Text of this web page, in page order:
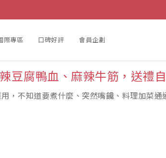
際專區 口碑好評 會員企劃
豆腐鴨血、麻辣牛筋 ，送禮
，不知道要煮什麼、突然嘴饞、料理加菜通